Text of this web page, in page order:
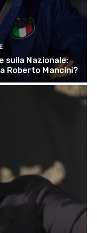
sulla Nazionale:
Roberto Mancini?